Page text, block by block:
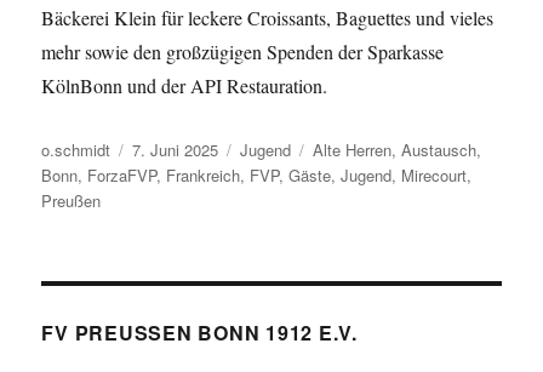
Bäckerei Klein für leckere Croissants, Baguettes und vieles
mehr sowie den großzügigen Spenden der Sparkasse
KölnBonn und der API Restauration.
Autor
o.schmidt
Veröffentlicht
am
7. Juni 2025 Kategorien
Jugend Schlagwörter
Alte Herren,Austausch,
Bonn, ForzaFVP, Frankreich, FVP,Gäste,Jugend, Mirecourt,
Preußen
FV PREUSSEN BONN 1912 E.V.